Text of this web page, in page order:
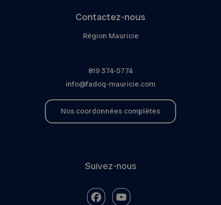
Contactez-nous
Région Mauricie
819 374-5774
info@fadoq-mauricie.com
Nos coordonnées complètes
Suivez-nous